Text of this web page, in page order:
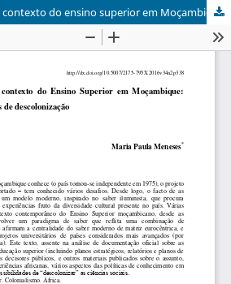
As ciências sociais no contexto do ensino superior em Moçambique: dilemas e possibilidades de descolonização